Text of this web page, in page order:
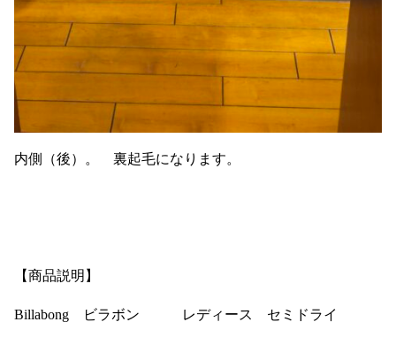
内側（後）。 裏起毛になります。
【商品説明】
Billabong ビラボン レディース セミドライ